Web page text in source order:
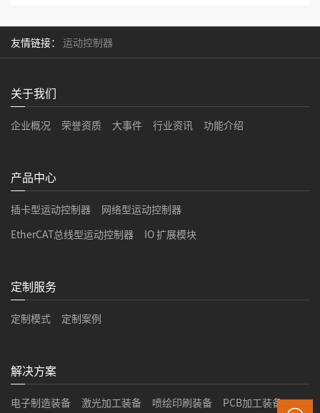
友情链接： 运动控制器
关于我们
企业概况 荣誉资质 大事件 行业资讯 功能介绍
产品中心
插卡型运动控制器
网络型运动控制器
EtherCAT总线型运动控制器
IO 扩展模块
定制服务
定制模式 定制案例
解决方案
电子制造装备 激光加工装备 喷绘印刷装备 PCB加工装备